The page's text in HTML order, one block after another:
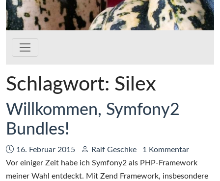
Schlagwort: Silex
Willkommen, Symfony2
Bundles!
Datum:
16. Februar 2015 Autor:
Ralf Geschke
1 Kommentar
Vor einiger Zeit habe ich Symfony2 als PHP-Framework
meiner Wahl entdeckt. Mit Zend Framework, insbesondere